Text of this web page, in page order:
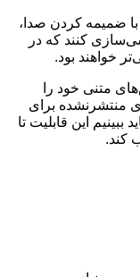
ضمیمه کردن صدا،
کنند که در
خواهند بود.
متنی خود را
منتشرنشده برای
ببینیم این قابلیت تا
کند.